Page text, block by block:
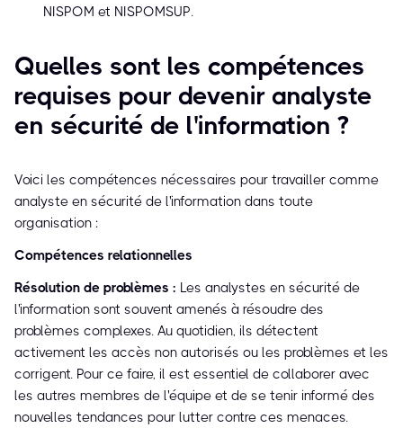
NISPOM et NISPOMSUP.
Quelles sont les compétences
requises pour devenir analyste
en sécurité de l'information ?
Voici les compétences nécessaires pour travailler comme
analyste en sécurité de l'information dans toute
organisation :
Compétences relationnelles
Résolution de problèmes : Les analystes en sécurité de
l'information sont souvent amenés à résoudre des
problèmes complexes. Au quotidien, ils détectent
activement les accès non autorisés ou les problèmes et les
corrigent. Pour ce faire, il est essentiel de collaborer avec
les autres membres de l'équipe et de se tenir informé des
nouvelles tendances pour lutter contre ces menaces.